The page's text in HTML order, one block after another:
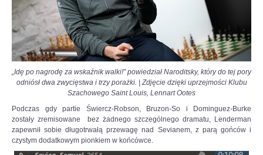
„Idę po nagrodę za wskaźnik walki!” powiedział Naroditsky, który do tej pory
odniósł dwa zwycięstwa i trzy porażki. | Zdjęcie dzięki uprzejmości Klubu
Szachowego Saint Louis, Lennart Ootes
Podczas gdy partie Świercz-Robson, Bruzon-So i Dominguez-Burke
zostały zremisowane bez żadnego szczególnego dramatu, Lenderman
zapewnił sobie długotrwałą przewagę nad Sevianem, z parą gońców i
czystym dodatkowym pionkiem w końcówce.